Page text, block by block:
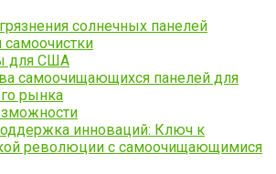
солнечных панелей
для США
самоочищающихся панелей для
рынка
инноваций: Ключ к
революции с самоочищающимися